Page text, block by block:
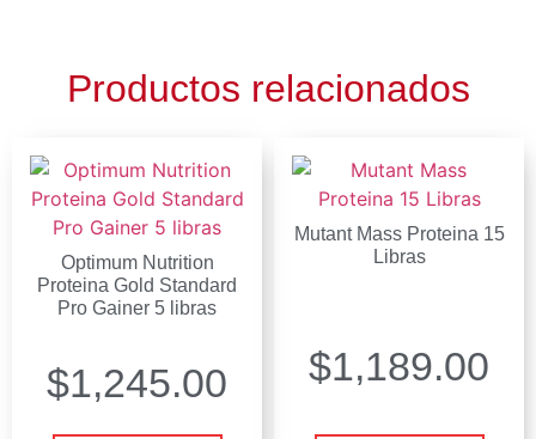
Productos relacionados
Optimum Nutrition
Proteina Gold Standard
Pro Gainer 5 libras
$1,245.00
Mutant Mass Proteina 15
Libras
$1,189.00